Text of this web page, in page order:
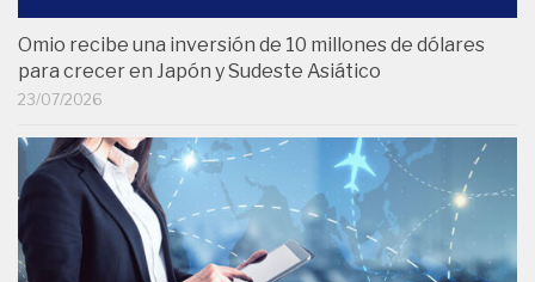
Omio recibe una inversión de 10 millones de dólares
para crecer en Japón y Sudeste Asiático
23/07/2026